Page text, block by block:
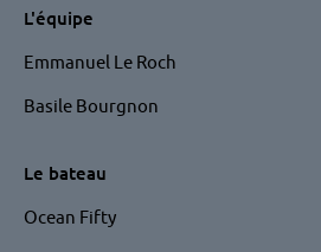
DreamTeam
-
Pied
page
haut
L'équipe
Emmanuel Le Roch
Basile Bourgnon
Le bateau
Ocean Fifty